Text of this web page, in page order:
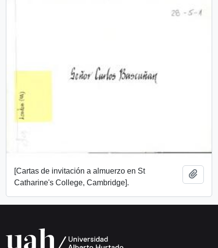
[Cartas de invitación a almuerzo en St
Catharine's College, Cambridge].